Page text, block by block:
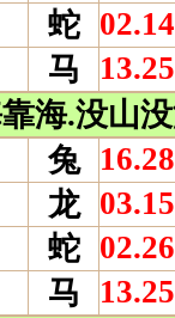
蛇
马
13.25
海.没山
兔
龙
蛇
马